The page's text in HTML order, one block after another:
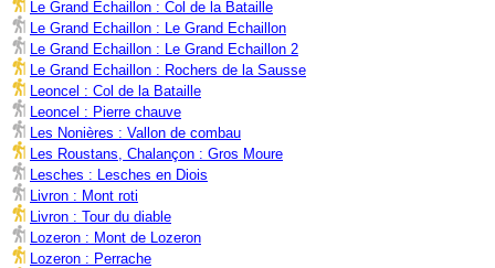
Le Grand Echaillon : Col de la Bataille
Le Grand Echaillon : Le Grand Echaillon
Le Grand Echaillon : Le Grand Echaillon 2
Le Grand Echaillon : Rochers de la Sausse
Leoncel : Col de la Bataille
Leoncel : Pierre chauve
Les Nonières : Vallon de combau
Les Roustans, Chalançon : Gros Moure
Lesches : Lesches en Diois
Livron : Mont roti
Livron : Tour du diable
Lozeron : Mont de Lozeron
Lozeron : Perrache